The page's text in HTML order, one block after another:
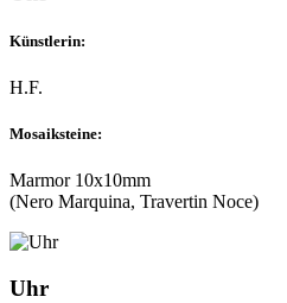
Künstlerin:
H.F.
Mosaiksteine:
Marmor 10x10mm
(Nero Marquina, Travertin Noce)
Uhr